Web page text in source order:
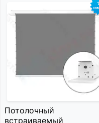
Потолочный
встраиваемый